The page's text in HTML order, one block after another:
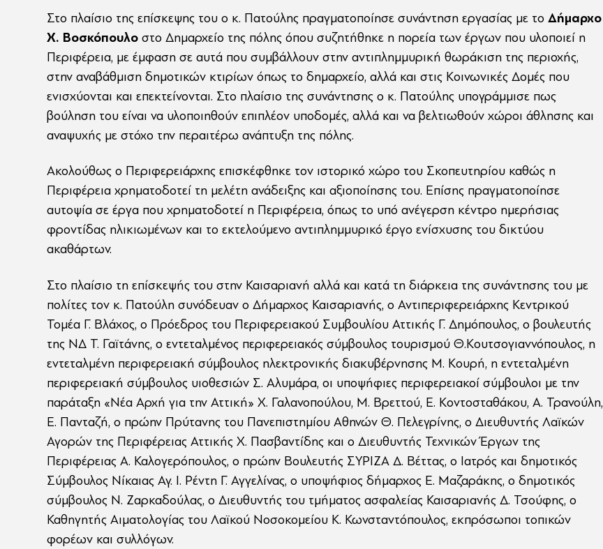
Στο πλαίσιο της επίσκεψης του ο κ. Πατούλης πραγματοποίησε συνάντηση εργασίας με το Δήμαρχο
Χ. Βοσκόπουλοστο Δημαρχείο της πόλης όπου συζητήθηκε η πορεία των έργων που υλοποιεί η
Περιφέρεια, με έμφαση σε αυτά που συμβάλλουν στην αντιπλημμυρική θωράκιση της περιοχής,
στην αναβάθμιση δημοτικών κτιρίων όπως το δημαρχείο, αλλά και στις Κοινωνικές Δομές που
ενισχύονται και επεκτείνονται. Στο πλαίσιο της συνάντησης ο κ. Πατούλης υπογράμμισε πως
βούληση του είναι να υλοποιηθούν επιπλέον υποδομές, αλλά και να βελτιωθούν χώροι άθλησης και
αναψυχής με στόχο την περαιτέρω ανάπτυξη της πόλης.
Ακολούθως ο Περιφερειάρχης επισκέφθηκε τον ιστορικό χώρο του Σκοπευτηρίου καθώς η
Περιφέρεια χρηματοδοτεί τη μελέτη ανάδειξης και αξιοποίησης του. Επίσης πραγματοποίησε
αυτοψία σε έργα που χρηματοδοτεί η Περιφέρεια, όπως το υπό ανέγερση κέντρο ημερήσιας
φροντίδας ηλικιωμένων και το εκτελούμενο αντιπλημμυρικό έργο ενίσχυσης του δικτύου
ακαθάρτων.
Στο πλαίσιο τη επίσκεψής του στην Καισαριανή αλλά και κατά τη διάρκεια της συνάντησης του με
πολίτες τον κ. Πατούλη συνόδευαν ο Δήμαρχος Καισαριανής, ο Αντιπεριφερειάρχης Κεντρικού
Τομέα Γ. Βλάχος, ο Πρόεδρος του Περιφερειακού Συμβουλίου Αττικής Γ. Δημόπουλος, ο βουλευτής
της ΝΔ Τ. Γαϊτάνης, ο εντεταλμένος περιφερειακός σύμβουλος τουρισμού Θ.Κουτσογιαννόπουλος, η
εντεταλμένη περιφερειακή σύμβουλος ηλεκτρονικής διακυβέρνησης Μ. Κουρή, η εντεταλμένη
περιφερειακή σύμβουλος υιοθεσιών Σ. Αλυμάρα, οι υποψήφιες περιφερειακοί σύμβουλοι με την
παράταξη «Νέα Αρχή για την Αττική» Χ. Γαλανοπούλου, Μ. Βρεττού, Ε. Κοντοσταθάκου, Α. Τρανούλη,
Ε. Πανταζή, ο πρώην Πρύτανης του Πανεπιστημίου Αθηνών Θ. Πελεγρίνης, ο Διευθυντής Λαϊκών
Αγορών της Περιφέρειας Αττικής Χ. Πασβαντίδης και ο Διευθυντής Τεχνικών Έργων της
Περιφέρειας Α. Καλογερόπουλος, ο πρώην Βουλευτής ΣΥΡΙΖΑ Δ. Βέττας, ο Ιατρός και δημοτικός
Σύμβουλος Νίκαιας Αγ. Ι. Ρέντη Γ. Αγγελίνας, ο υποψήφιος δήμαρχος Ε. Μαζαράκης, ο δημοτικός
σύμβουλος Ν. Ζαρκαδούλας, ο Διευθυντής του τμήματος ασφαλείας Καισαριανής Δ. Τσούφης, ο
Καθηγητής Αιματολογίας του Λαϊκού Νοσοκομείου Κ. Κωνσταντόπουλος, εκπρόσωποι τοπικών
φορέων και συλλόγων.